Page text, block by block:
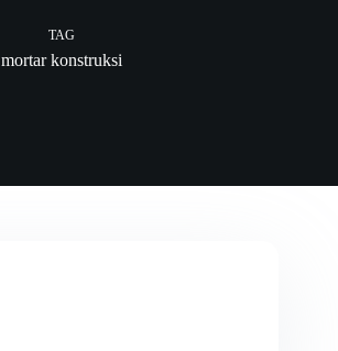
TAG
mortar konstruksi